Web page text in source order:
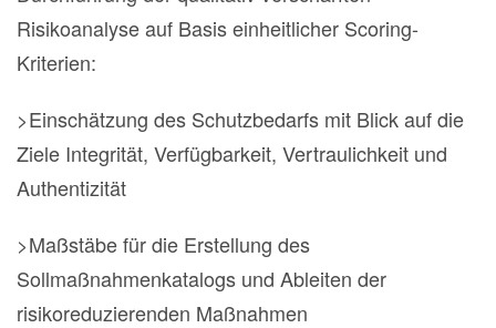
Risikoanalyse auf Basis einheitlicher Scoring-
Kriterien:
>Einschätzung des Schutzbedarfs mit Blick auf die
Ziele Integrität, Verfügbarkeit, Vertraulichkeit und
Authentizität
>Maßstäbe für die Erstellung des
Sollmaßnahmenkatalogs und Ableiten der
risikoreduzierenden Maßnahmen